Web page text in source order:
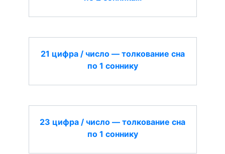
21 цифра / число — толкование сна
по 1 соннику
23 цифра / число — толкование сна
по 1 соннику